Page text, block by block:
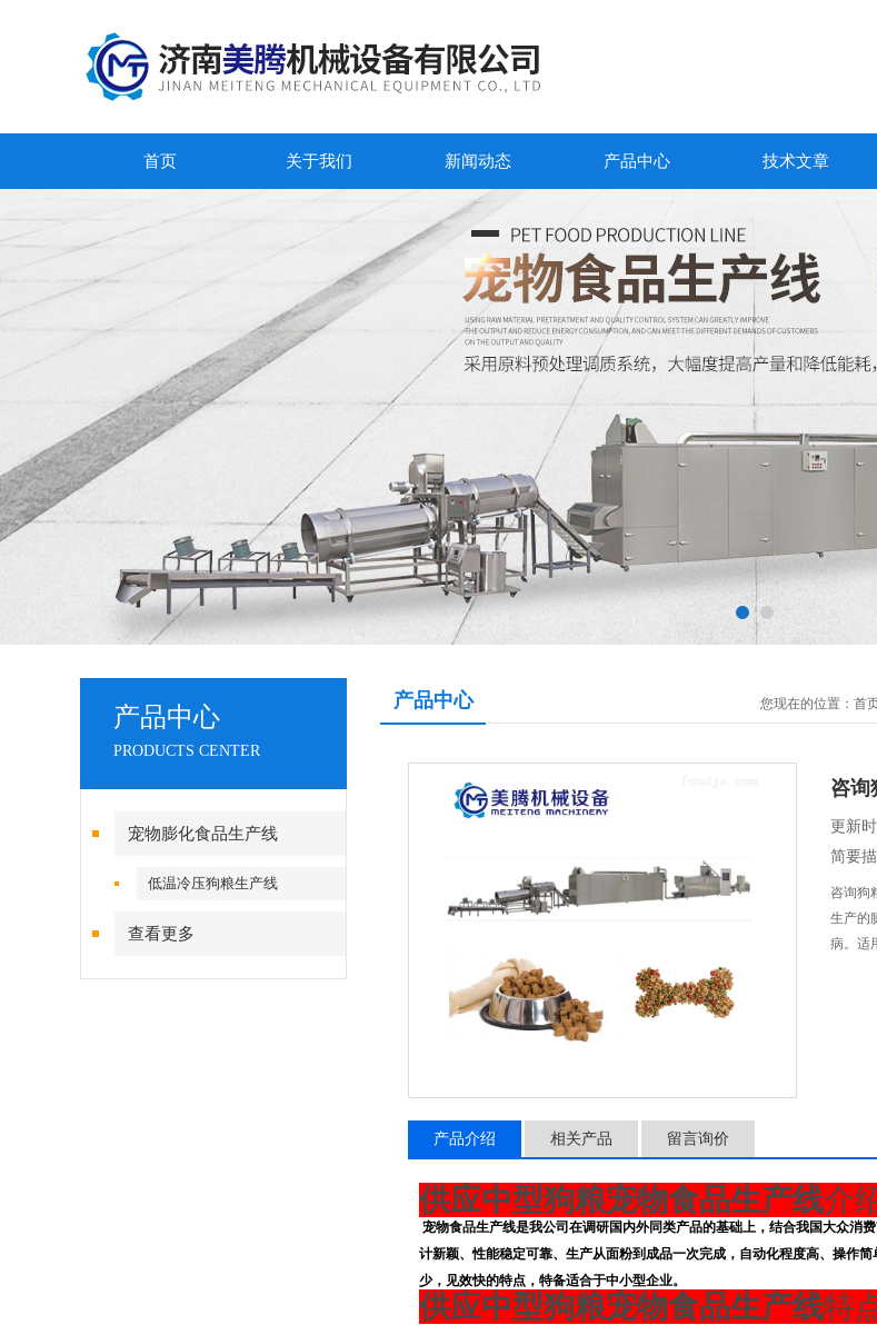
首页 关于我们 新闻动态 产品中心 技术文章
产品中心
PRODUCTS CENTER
宠物膨化食品生产线
低温冷压狗粮生产线
查看更多
产品中心 您现在的位置： 首
咨询
更新
简要描
咨询狗
生产的
病。适
产品介绍 相关产品 留言询价
供应中型狗粮宠物食品生产线介
宠物食品生产线是我公司在调研国内外同类产品的基础上，结合我国大众消
计新颖、性能稳定可靠、生产从面粉到成品一次完成，自动化程度高、操作
少，见效快的特点，特备适合于中小型企业。
供应中型狗粮宠物食品生产线特